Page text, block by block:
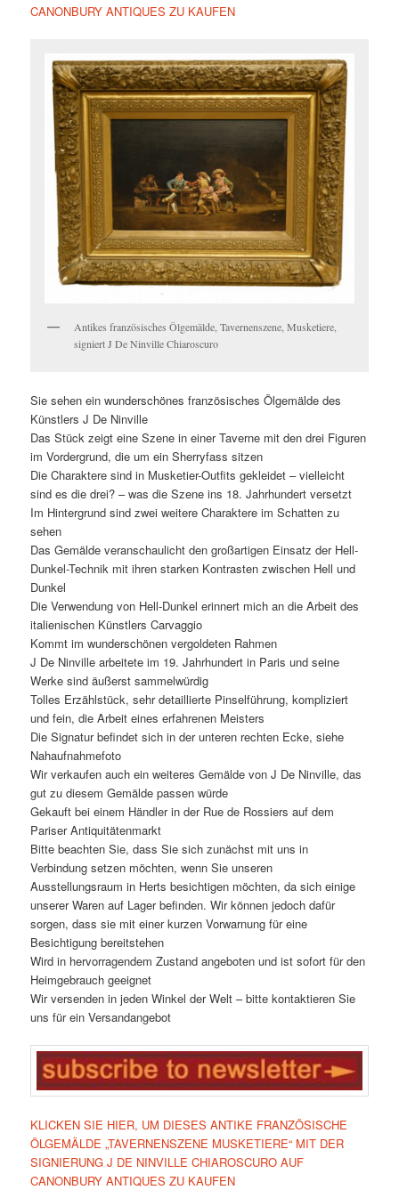
CANONBURY ANTIQUES ZU KAUFEN
Antikes französisches Ölgemälde, Tavernenszene, Musketiere,
signiert J De Ninville Chiaroscuro
Sie sehen ein wunderschönes französisches Ölgemälde des
Künstlers J De Ninville
Das Stück zeigt eine Szene in einer Taverne mit den drei Figuren
im Vordergrund, die um ein Sherryfass sitzen
Die Charaktere sind in Musketier-Outfits gekleidet – vielleicht
sind es die drei? – was die Szene ins 18. Jahrhundert versetzt
Im Hintergrund sind zwei weitere Charaktere im Schatten zu
sehen
Das Gemälde veranschaulicht den großartigen Einsatz der Hell-
Dunkel-Technik mit ihren starken Kontrasten zwischen Hell und
Dunkel
Die Verwendung von Hell-Dunkel erinnert mich an die Arbeit des
italienischen Künstlers Carvaggio
Kommt im wunderschönen vergoldeten Rahmen
J De Ninville arbeitete im 19. Jahrhundert in Paris und seine
Werke sind äußerst sammelwürdig
Tolles Erzählstück, sehr detaillierte Pinselführung, kompliziert
und fein, die Arbeit eines erfahrenen Meisters
Die Signatur befindet sich in der unteren rechten Ecke, siehe
Nahaufnahmefoto
Wir verkaufen auch ein weiteres Gemälde von J De Ninville, das
gut zu diesem Gemälde passen würde
Gekauft bei einem Händler in der Rue de Rossiers auf dem
Pariser Antiquitätenmarkt
Bitte beachten Sie, dass Sie sich zunächst mit uns in
Verbindung setzen möchten, wenn Sie unseren
Ausstellungsraum in Herts besichtigen möchten, da sich einige
unserer Waren auf Lager befinden. Wir können jedoch dafür
sorgen, dass sie mit einer kurzen Vorwarnung für eine
Besichtigung bereitstehen
Wird in hervorragendem Zustand angeboten und ist sofort für den
Heimgebrauch geeignet
Wir versenden in jeden Winkel der Welt – bitte kontaktieren Sie
uns für ein Versandangebot
KLICKEN SIE HIER, UM DIESES ANTIKE FRANZÖSISCHE
ÖLGEMÄLDE „TAVERNENSZENE MUSKETIERE“ MIT DER
SIGNIERUNG J DE NINVILLE CHIAROSCURO AUF
CANONBURY ANTIQUES ZU KAUFEN